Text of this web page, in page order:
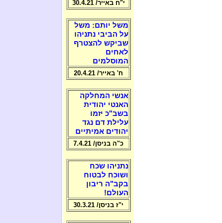
י"ח באייר/ 30.4.21
משל יותם: משל
על הביבי נתניהו
שביקש להצטרף
לאחים
המוסלמים
ח' באייר/ 20.4.21
אנשי המחלקה
האנטי יהודית
בשב"כ יזמו
עלילת דם נגד
יהודים אמיתיים
כ"ה בניסן/ 7.4.21
נתניהו שכח
ושוכח לבטוח
בקב"ה ריבון
העולם!
י"ז בניסן/ 30.3.21